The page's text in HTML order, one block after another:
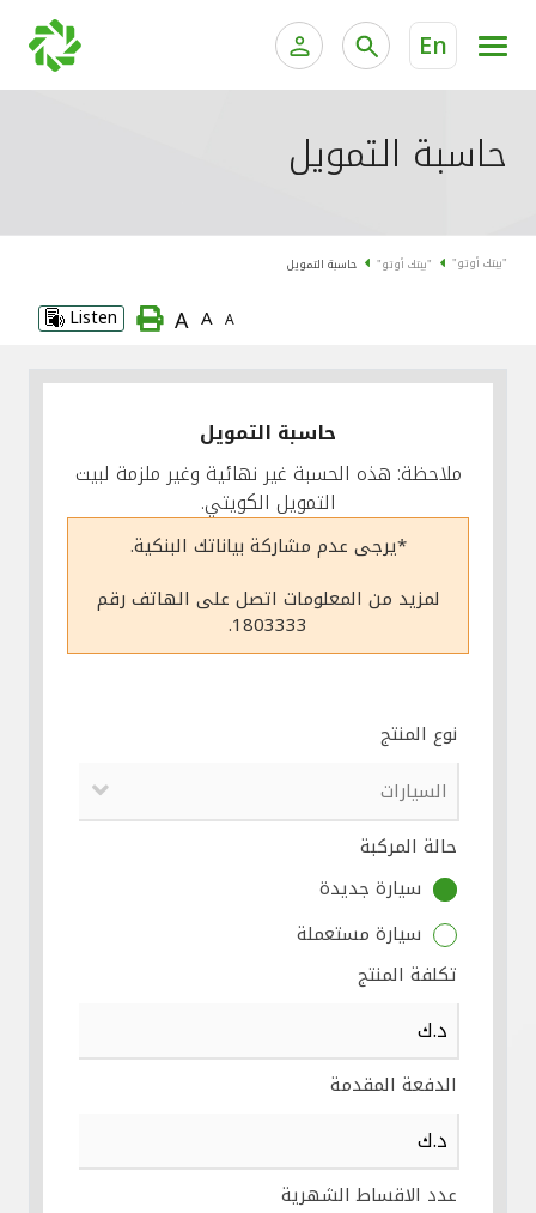
En
الخدمات المصرفية الإلكترونية للأفراد
خدمة "بيتك" للتداول الإلكتروني
جميع السيارات
اتصل بنا
مواقع الفروع وأجهزة الصرف الآلي
ألمانيا
تركيا
ماليزيا
مصر
المملكة المتحدة
مملكة البحرين
حاسبة التمويل
"بيتك أوتو" "بيتك أوتو" حاسبة التمويل
A
A
A
Listen
حاسبة التمويل
ملاحظة: هذه الحسبة غير نهائية وغير ملزمة لبيت
التمويل الكويتي.
*يرجى عدم مشاركة بياناتك البنكية.
لمزيد من المعلومات اتصل على الهاتف رقم
1803333.
نوع المنتج
حالة المركبة
سيارة جديدة
سيارة مستعملة
تكلفة المنتج
الدفعة المقدمة
عدد الاقساط الشهرية